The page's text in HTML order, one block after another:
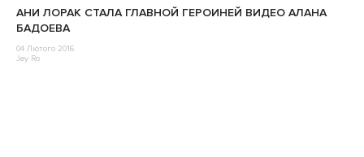
АНИ ЛОРАК СТАЛА ГЛАВНОЙ ГЕРОИНЕЙ ВИДЕО АЛАНА
БАДОЕВА
04 Лютого 2016
Jey Ro